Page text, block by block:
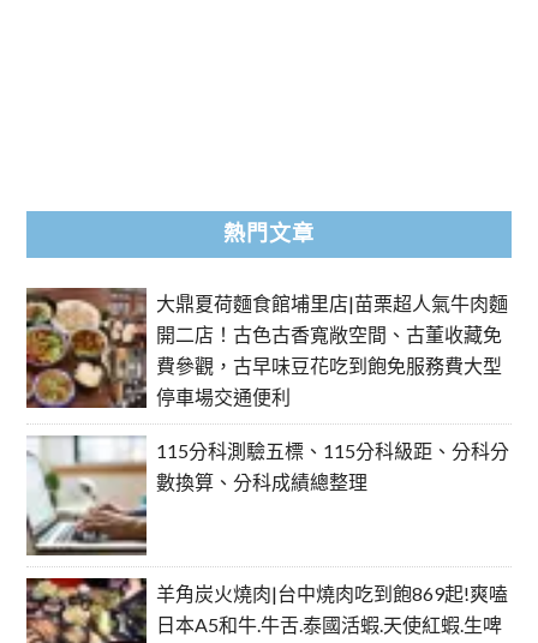
熱門文章
大鼎夏荷麵食館埔里店|苗栗超人氣牛肉麵
開二店！古色古香寬敞空間、古董收藏免
費參觀，古早味豆花吃到飽免服務費大型
停車場交通便利
115分科測驗五標、115分科級距、分科分
數換算、分科成績總整理
羊角炭火燒肉|台中燒肉吃到飽869起!爽嗑
日本A5和牛.牛舌.泰國活蝦.天使紅蝦.生啤